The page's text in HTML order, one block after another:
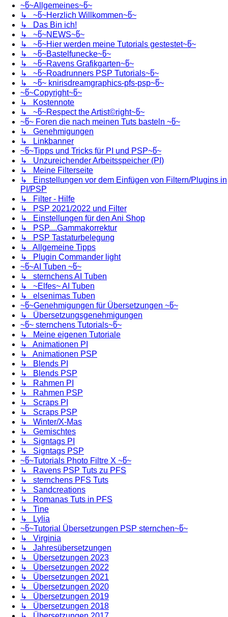
~წ~Allgemeines~წ~
↳ ~წ~Herzlich Willkommen~წ~
↳ Das Bin ich!
↳ ~წ~NEWS~წ~
↳ ~წ~Hier werden meine Tutorials gestestet~წ~
↳ ~წ~Bastelfunecke~წ~
↳ ~წ~Ravens Grafikgarten~წ~
↳ ~წ~Roadrunners PSP Tutorials~წ~
↳ ~წ~ knirisdreamgraphics-pfs-psp~წ~
~წ~Copyright~წ~
↳ Kostennote
↳ ~წ~Respect the Artist©right~წ~
~წ~ Foren die nach meinen Tuts basteln ~წ~
↳ Genehmigungen
↳ Linkbanner
~წ~Tipps und Tricks für PI und PSP~წ~
↳ Unzureichender Arbeitsspeicher (PI)
↳ Meine Filterseite
↳ Einstellungen vor dem Einfügen von Filtern/Plugins in
PI/PSP
↳ Filter - Hilfe
↳ PSP 2021/2022 und Filter
↳ Einstellungen für den Ani Shop
↳ PSP....Gammakorrektur
↳ PSP Tastaturbelegung
↳ Allgemeine Tipps
↳ Plugin Commander light
~წ~AI Tuben ~წ~
↳ sternchens AI Tuben
↳ ~Elfes~ AI Tuben
↳ elsenimas Tuben
~წ~Genehmigungen für Übersetzungen ~წ~
↳ Übersetzungsgenehmigungen
~წ~ sternchens Tutorials~წ~
↳ Meine eigenen Tutoriale
↳ Animationen PI
↳ Animationen PSP
↳ Blends PI
↳ Blends PSP
↳ Rahmen PI
↳ Rahmen PSP
↳ Scraps PI
↳ Scraps PSP
↳ Winter/X-Mas
↳ Gemischtes
↳ Signtags PI
↳ Signtags PSP
~წ~Tutorials Photo Filtre X ~წ~
↳ Ravens PSP Tuts zu PFS
↳ sternchens PFS Tuts
↳ Sandcreations
↳ Romanas Tuts in PFS
↳ Tine
↳ Lylia
~წ~Tutorial Übersetzungen PSP sternchen~წ~
↳ Virginia
↳ Jahresübersetzungen
↳ Übersetzungen 2023
↳ Übersetzungen 2022
↳ Übersetzungen 2021
↳ Übersetzungen 2020
↳ Übersetzungen 2019
↳ Übersetzungen 2018